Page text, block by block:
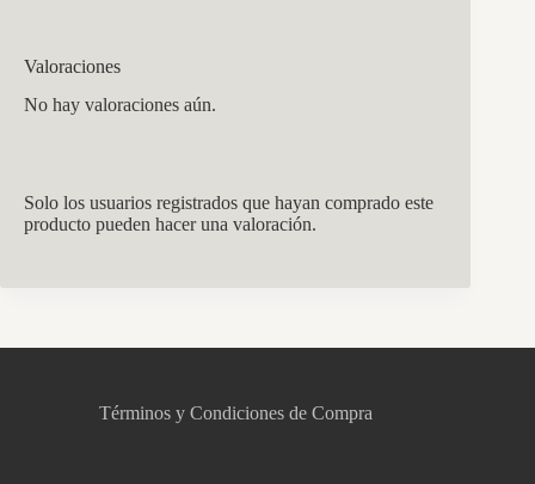
Valoraciones
No hay valoraciones aún.
Solo los usuarios registrados que hayan comprado este
producto pueden hacer una valoración.
Términos y Condiciones de Compra
Asistente virtual · En línea